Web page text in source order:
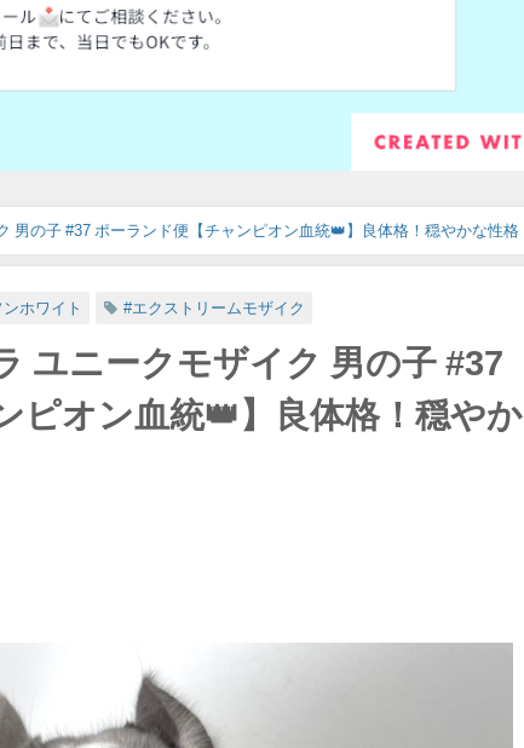
男の子 #37 ポーランド便【チャンピオン血統👑】良体格！穏やかな性格
ホワイト #エクストリームモザイク
ユニークモザイク 男の子 #37
ピオン血統👑】良体格！穏やか